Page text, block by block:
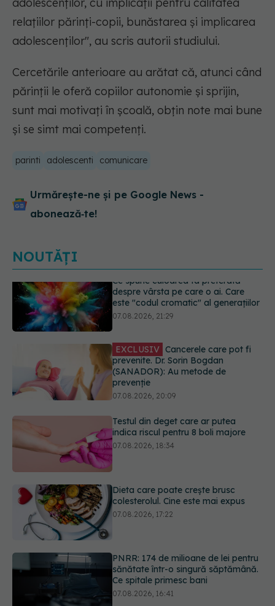
adolescenților, cu implicații pentru calitatea
relațiilor părinți-copii, bunăstarea și implicarea
adolescenților", au scris autorii studiului.
Cercetările anterioare au arătat că, atunci când
părinții le oferă copiilor autonomie și sprijin,
sunt mai motivați în școală, obțin note mai bune
și se simt mai competenți.
parinti adolescenti comunicare
Urmărește-ne și pe Google News -
abonează‑te!
NOUTĂȚI
EXCLUSIV Cancerele care pot fi
prevenite. Dr. Sorin Bogdan
(SANADOR): Au metode de
07.08.2026, 20:09
Testul din deget care ar putea
indica riscul pentru 8 boli majore
07.08.2026, 18:34
Dieta care poate crește brusc
colesterolul. Cine este mai expus
PNRR: 174 de milioane de lei pentru
sănătate într-o singură săptămână.
Ce spune culoarea ta preferată
despre vârsta pe care o ai. Care
este "codul cromatic" al generațiilor